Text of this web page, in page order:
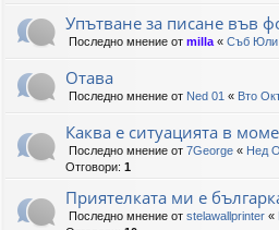
Упътване за писане във
Последно мнение от milla « Съб Юли
Отава
Последно мнение от Ned 01 « Вто
Каква е ситуацията в
Последно мнение от 7George « Нед
Отговори: 1
Приятелката ми е
Последно мнение от stelawallprinter «